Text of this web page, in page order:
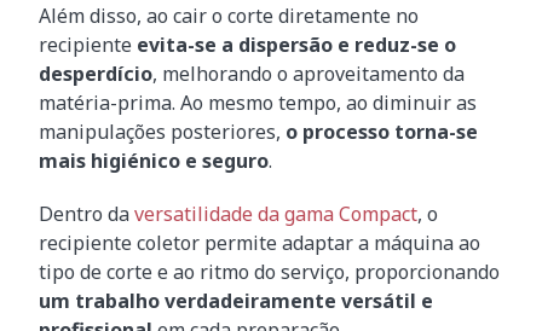
Além disso, ao cair o corte diretamente no
recipiente evita-se a dispersão e reduz-se o
desperdício, melhorando o aproveitamento da
matéria-prima. Ao mesmo tempo, ao diminuir as
manipulações posteriores, o processo torna-se
mais higiénico e seguro.
Dentro daversatilidade da gama Compact, o
recipiente coletor permite adaptar a máquina ao
tipo de corte e ao ritmo do serviço, proporcionando
um trabalho verdadeiramente versátil e